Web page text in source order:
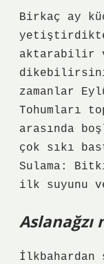
Birkaç ay
aktarabilir
zamanlar
Tohumları
arasında
çok sıkı
Sulama:
ilk suyunu
Aslanağzı
İlkbahardan